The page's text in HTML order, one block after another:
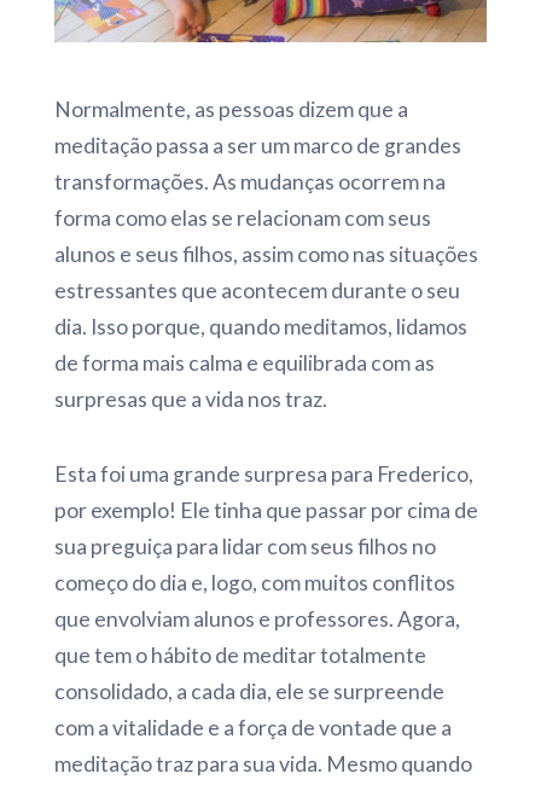
Normalmente, as pessoas dizem que a
meditação passa a ser um marco de grandes
transformações. As mudanças ocorrem na
forma como elas se relacionam com seus
alunos e seus filhos, assim como nas situações
estressantes que acontecem durante o seu
dia. Isso porque, quando meditamos, lidamos
de forma mais calma e equilibrada com as
surpresas que a vida nos traz.
Esta foi uma grande surpresa para Frederico,
por exemplo! Ele tinha que passar por cima de
sua preguiça para lidar com seus filhos no
começo do dia e, logo, com muitos conflitos
que envolviam alunos e professores. Agora,
que tem o hábito de meditar totalmente
consolidado, a cada dia, ele se surpreende
com a vitalidade e a força de vontade que a
meditação traz para sua vida. Mesmo quando